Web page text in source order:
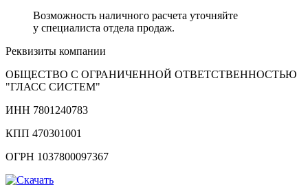
Возможность наличного расчета уточняйте
у специалиста отдела продаж.
Реквизиты компании
ОБЩЕСТВО С ОГРАНИЧЕННОЙ ОТВЕТСТВЕННОСТЬЮ
"ГЛАСС СИСТЕМ"
ИНН 7801240783
КПП 470301001
ОГРН 1037800097367